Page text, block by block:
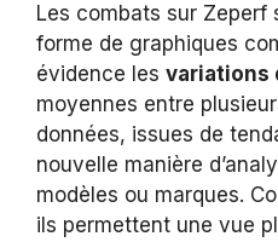
Les combats sur Zeperf
forme de graphiques
évidence les variations
moyennes entre
données, issues de
nouvelle manière
modèles ou marques.
ils permettent une vue